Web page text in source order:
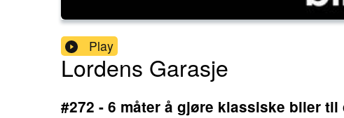
Play
Lordens Garasje
#272 - 6 måter å gjøre klassiske biler